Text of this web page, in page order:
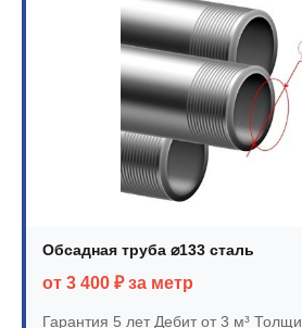
Обсадная труба ⌀133 сталь
от 3 400 ₽ за метр
Гарантия 5 летДебит от 3 м³